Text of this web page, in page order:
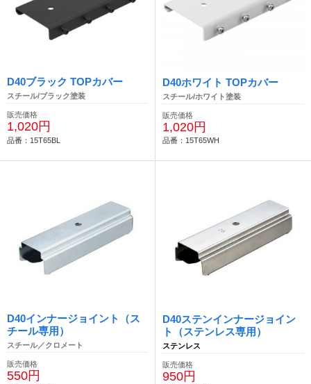
D40ブラック TOPカバー
スチール/ブラック塗装
販売価格
1,020円
品番：15T65BL
D40ホワイト TOPカバー
スチール/ホワイト塗装
販売価格
1,020円
品番：15T65WH
D40インナージョイント（ス
チール専用）
スチール／クロメート
販売価格
550円
D40ステンインナージョイン
ト（ステンレス専用）
ステンレス
販売価格
950円